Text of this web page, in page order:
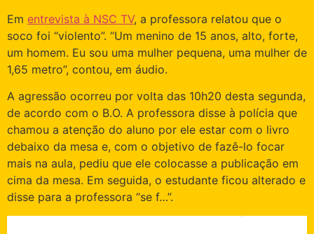
Em entrevista à NSC TV, a professora relatou que o
soco foi “violento”. “Um menino de 15 anos, alto, forte,
um homem. Eu sou uma mulher pequena, uma mulher de
1,65 metro”, contou, em áudio.
A agressão ocorreu por volta das 10h20 desta segunda,
de acordo com o B.O. A professora disse à polícia que
chamou a atenção do aluno por ele estar com o livro
debaixo da mesa e, com o objetivo de fazê-lo focar
mais na aula, pediu que ele colocasse a publicação em
cima da mesa. Em seguida, o estudante ficou alterado e
disse para a professora “se f…”.